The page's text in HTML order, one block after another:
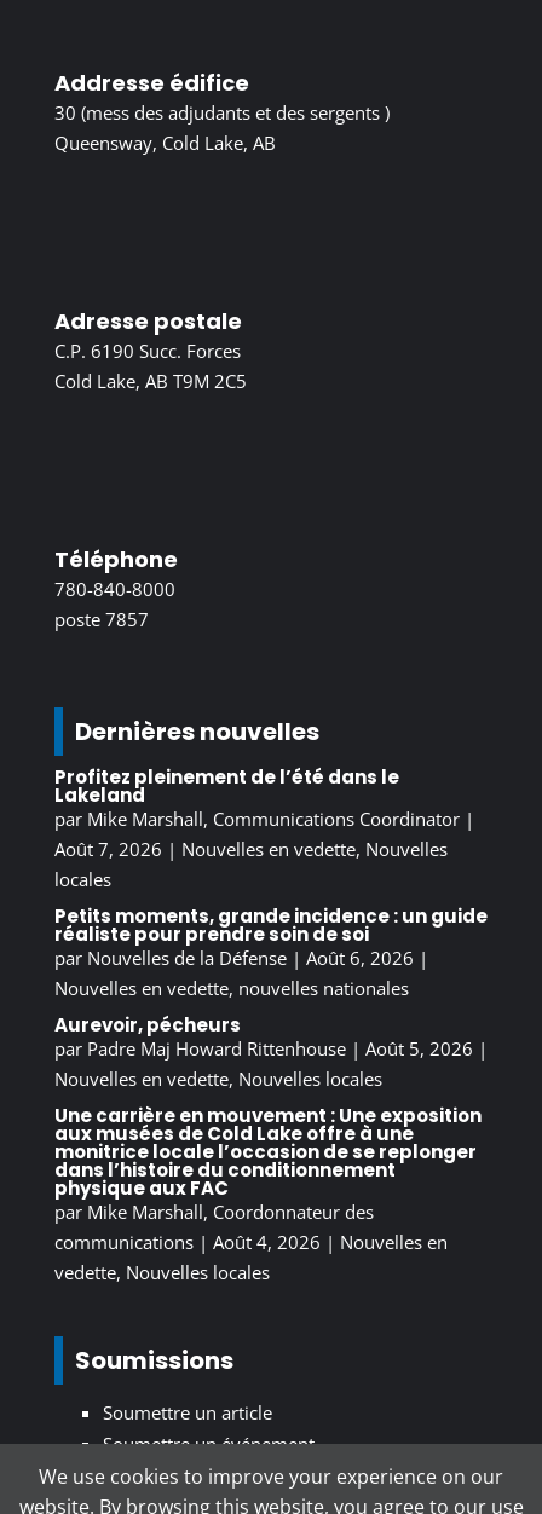
Addresse édifice
30 (mess des adjudants et des sergents )
Queensway, Cold Lake, AB
Adresse postale
C.P. 6190 Succ. Forces
Cold Lake, AB T9M 2C5
Téléphone
780-840-8000
poste 7857
Dernières nouvelles
Profitez pleinement de l’été dans le
Lakeland
par Mike Marshall, Communications Coordinator|
Août 7, 2026 | Nouvelles en vedette, Nouvelles
locales
Petits moments, grande incidence : un guide
réaliste pour prendre soin de soi
par Nouvelles de la Défense| Août 6, 2026 |
Nouvelles en vedette, nouvelles nationales
Aurevoir, pécheurs
par Padre Maj Howard Rittenhouse| Août 5, 2026 |
Nouvelles en vedette, Nouvelles locales
Une carrière en mouvement : Une exposition
aux musées de Cold Lake offre à une
monitrice locale l’occasion de se replonger
dans l’histoire du conditionnement
physique aux FAC
par Mike Marshall, Coordonnateur des
communications| Août 4, 2026 | Nouvelles en
vedette, Nouvelles locales
Soumissions
Soumettre un article
Soumettre un événement
We use cookies to improve your experience on our
website. By browsing this website, you agree to our use